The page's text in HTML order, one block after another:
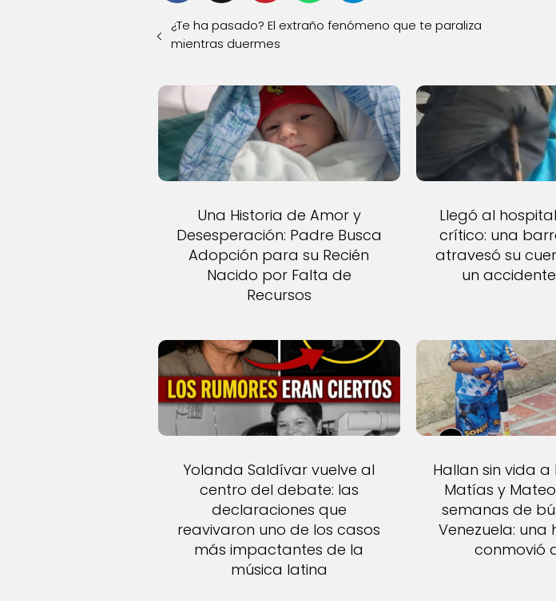
¿Te ha pasado? El extraño fenómeno que te paraliza
mientras duermes
Una Historia de Amor y
Desesperación: Padre Busca
Adopción para su Recién
Nacido por Falta de
Recursos
Llegó al
crítico: una
atravesó su
un
Yolanda Saldívar vuelve al
centro del debate: las
declaraciones que
reavivaron uno de los casos
más impactantes de la
música latina
Hallan sin vida a
Matías y
semanas de
Venezuela: una
conmovió